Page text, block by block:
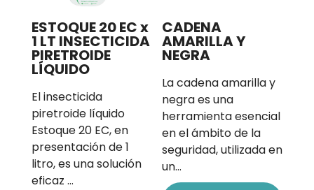
ESTOQUE 20 EC x
1 LT INSECTICIDA
PIRETROIDE
LÍQUIDO
El insecticida
piretroide líquido
Estoque 20 EC, en
presentación de 1
litro, es una solución
eficaz …
CADENA
AMARILLA Y
NEGRA
La cadena amarilla y
negra es una
herramienta esencial
en el ámbito de la
seguridad, utilizada en
un…